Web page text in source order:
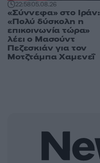
22:5805.08.26
«Σύννεφα» στο Ιράν:
«Πολύ δύσκολη η
επικοινωνία τώρα»
λέει ο Μασούντ
Πεζεσκιάν για τον
Μοτζτάμπα Χαμενεΐ